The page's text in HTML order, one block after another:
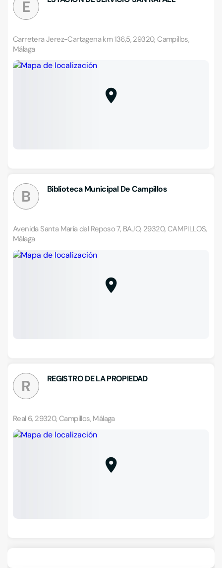
E
Carretera Jerez-Cartagena km 136,5, 29320, Campillos,
Málaga
B Biblioteca Municipal De Campillos
Avenida Santa María del Reposo 7, BAJO, 29320, CAMPILLOS,
Málaga
R REGISTRO DE LA PROPIEDAD
Real 6, 29320, Campillos, Málaga